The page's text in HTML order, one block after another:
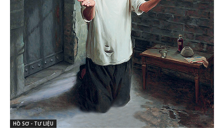
HỒ SƠ - TƯ LIỆU